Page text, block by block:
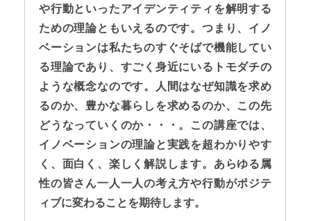
や行動といったアイデンティティを解明する
ための理論ともいえるのです。つまり、イノ
ベーションは私たちのすぐそばで機能してい
る理論であり、すごく身近にいるトモダチの
ような概念なのです。人間はなぜ知識を求め
るのか、豊かな暮らしを求めるのか、この先
どうなっていくのか・・・。この講座では、
イノベーションの理論と実践を超わかりやす
く、面白く、楽しく解説します。あらゆる属
性の皆さん一人一人の考え方や行動がポジテ
ィブに変わることを期待します。